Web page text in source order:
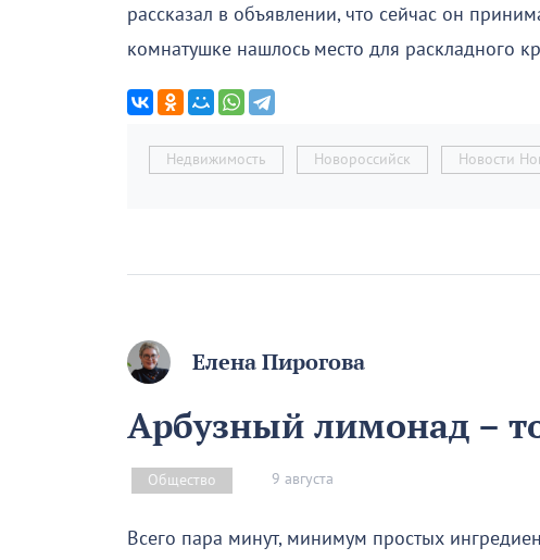
рассказал в объявлении, что сейчас он
комнатушке нашлось место для раскладного
Недвижимость Новороссийск Новости
Елена Пирогова
Арбузный лимонад –
Общество 9 августа
Всего пара минут, минимум простых